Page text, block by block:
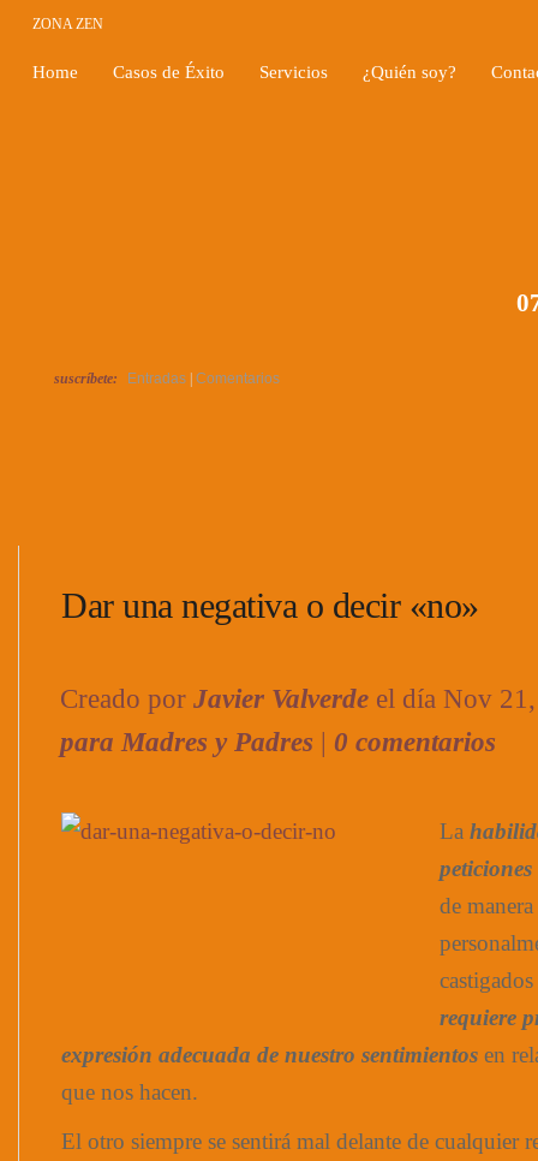
ZONA ZEN
Home Casos de Éxito Servicios ¿Quién soy?
suscríbete: Entradas Comentarios
Dar una negativa o decir «no»
Creado por Javier Valverde el día Nov
para Madres y Padres | 0 comentarios
La
peticiones
de
requiere
expresión adecuada de nuestro sentimientos en
que nos hacen.
El otro siempre se sentirá mal delante de cualquier